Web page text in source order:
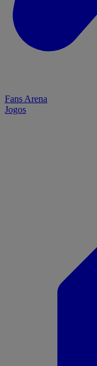
Fans Arena
Jogos